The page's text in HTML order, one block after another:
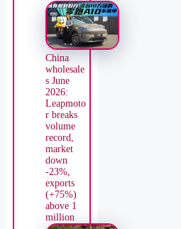
China
wholesale
s June
2026:
Leapmoto
r breaks
volume
record,
market
down
-23%,
exports
(+75%)
above 1
million